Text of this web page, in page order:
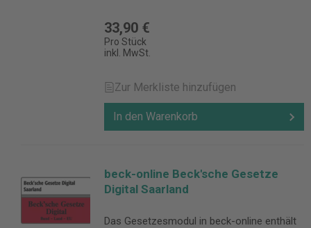
33,90 €
Pro Stück
inkl. MwSt.
Zur Merkliste hinzufügen
In den Warenkorb
beck-online Beck'sche Gesetze
Digital Saarland
Das Gesetzesmodul in beck-online enthält